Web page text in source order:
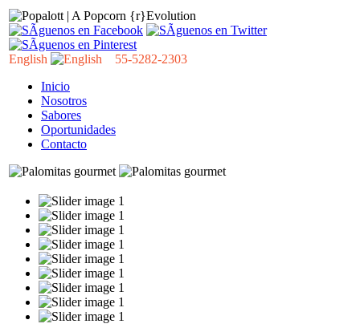
English
55-5282-2303
Inicio
Nosotros
Sabores
Oportunidades
Contacto